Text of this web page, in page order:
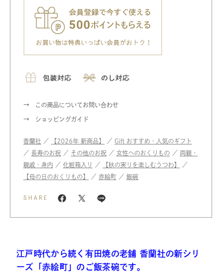
この商品についてお問い合わせ
ショッピングガイド
香蘭社 ／ 【2026年 新商品】 ／ Gift おすすめ・人気のギフト
／ 長寿のお祝 ／ その他のお祝 ／ 女性へのおくりもの ／ 両親・
親戚・身内 ／ 化粧箱入り ／ 【秋の実りを楽しむうつわ】
／
【母の日のおくりもの】
／ 赤絵町 ／ 飯碗
SHARE
江戸時代から続く有田焼の老舗 香蘭社の新シリ
ーズ「赤絵町」のご飯茶碗です。